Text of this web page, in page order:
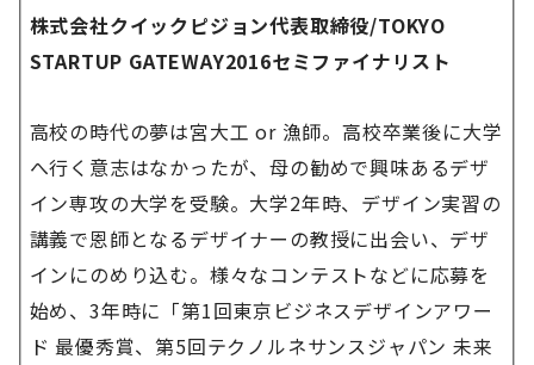
株式会社クイックピジョン代表取締役/TOKYO
STARTUP GATEWAY2016セミファイナリスト
高校の時代の夢は宮大工 or 漁師。高校卒業後に大学
へ行く意志はなかったが、母の勧めで興味あるデザ
イン専攻の大学を受験。大学2年時、デザイン実習の
講義で恩師となるデザイナーの教授に出会い、デザ
インにのめり込む。様々なコンテストなどに応募を
始め、3年時に「第1回東京ビジネスデザインアワー
ド 最優秀賞、第5回テクノルネサンスジャパン 未来